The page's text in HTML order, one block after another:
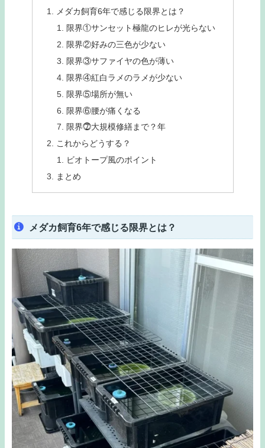
メダカ飼育6年で感じる限界とは？
限界①サンセット極龍のヒレが光らない
限界②好みの三色が少ない
限界③サファイヤの色が薄い
限界④紅白ラメのラメが少ない
限界⑤場所が無い
限界⑥腰が痛くなる
限界⓻大規模修繕まで？年
これからどうする？
ビオトープ風のポイント
まとめ
メダカ飼育6年で感じる限界とは？